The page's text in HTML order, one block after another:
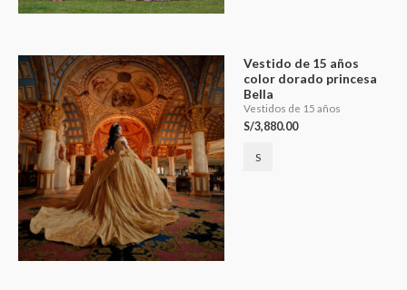
Vestido de 15 años
color dorado princesa
Bella
Vestidos de 15 años
S/3,880.00
S